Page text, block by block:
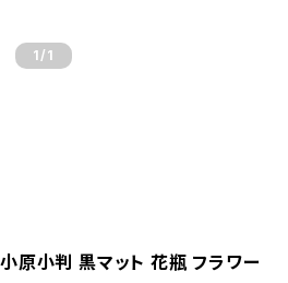
1 /1
小判 黒マット 花瓶 フラワー